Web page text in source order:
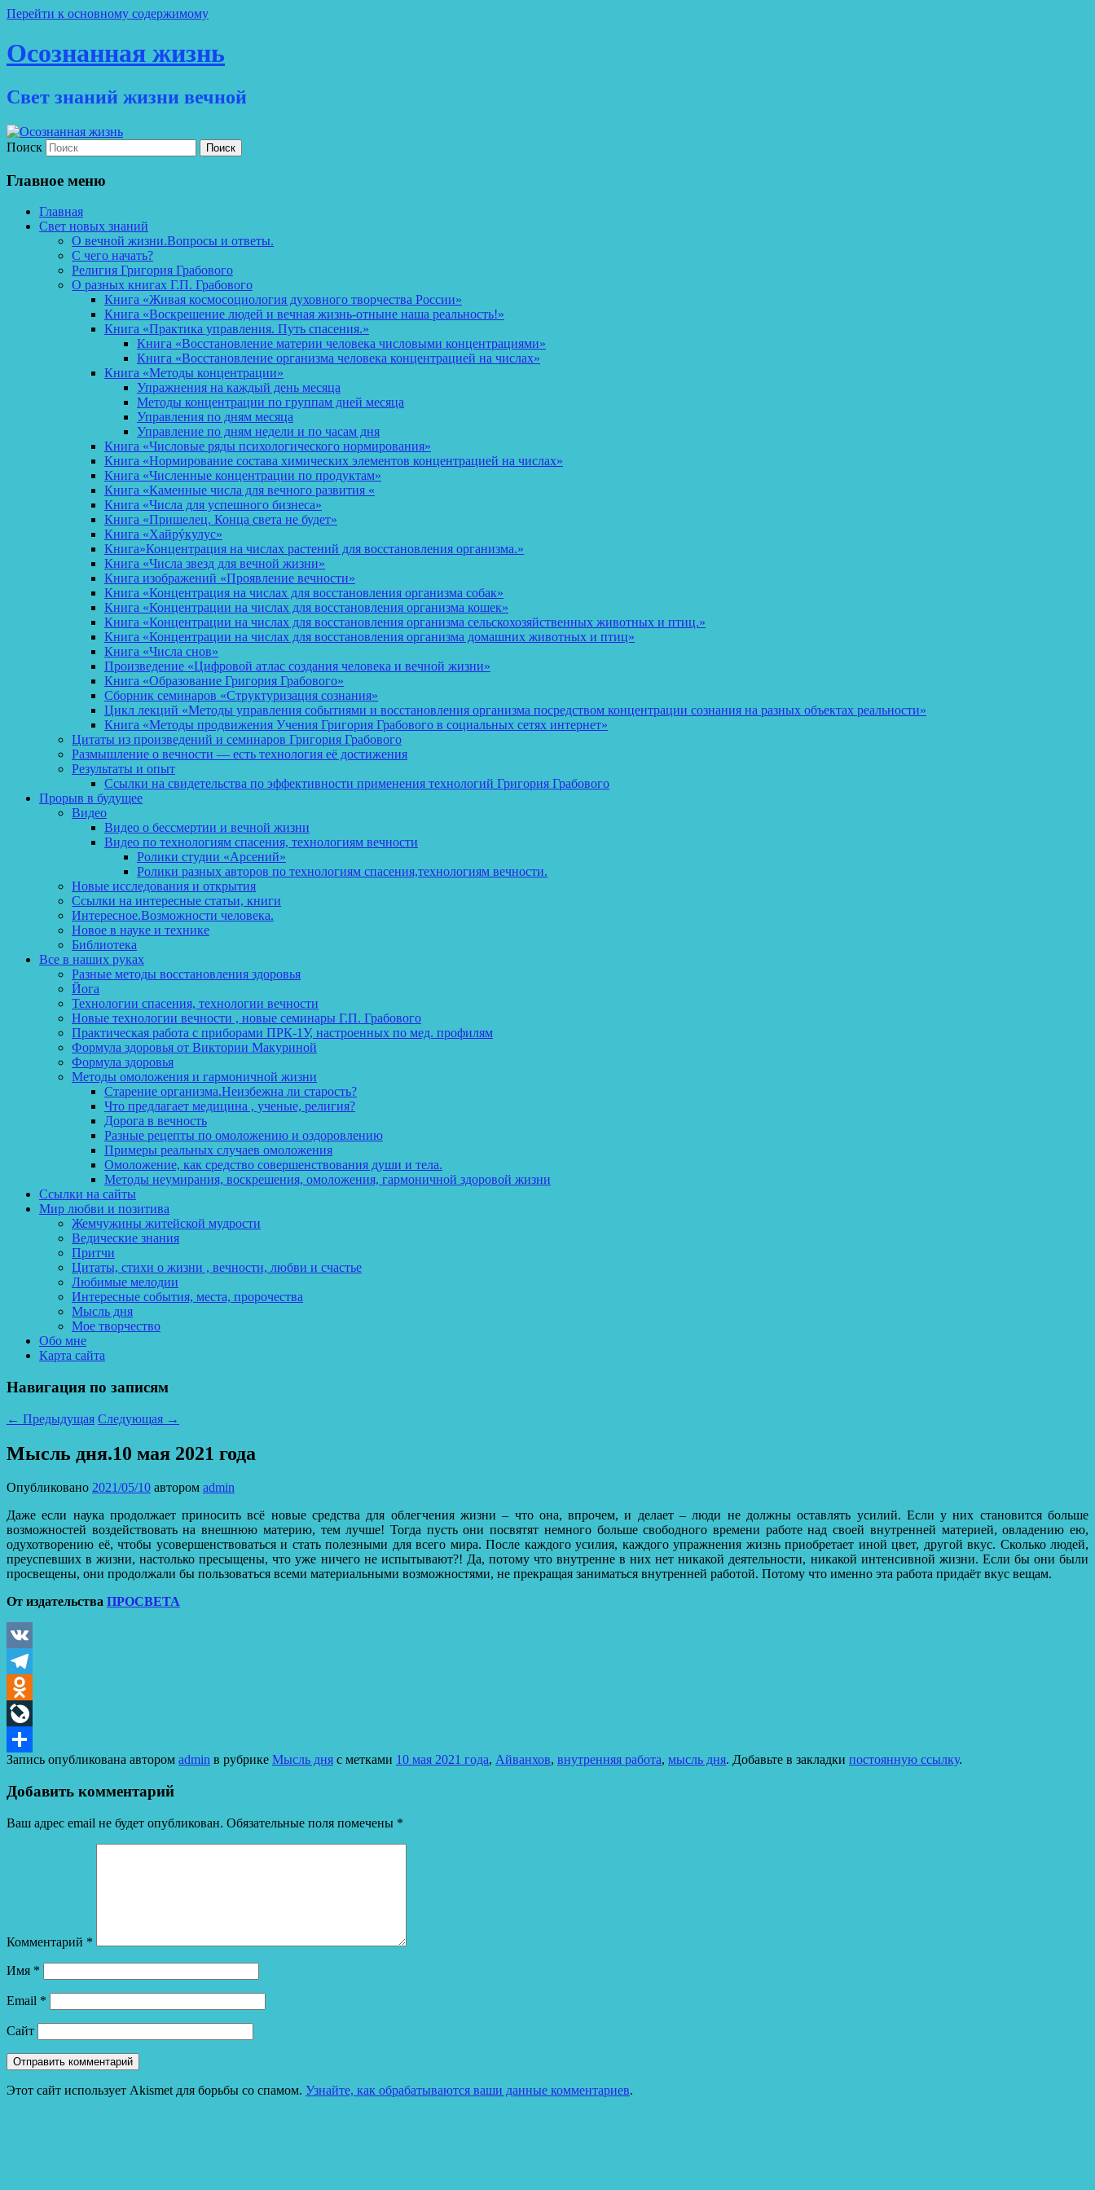
Перейти к основному содержимому
Осознанная жизнь
Свет знаний жизни вечной
Поиск
Главное меню
Главная
Свет новых знаний
О вечной жизни.Вопросы и ответы.
С чего начать?
Религия Григория Грабового
О разных книгах Г.П. Грабового
Книга «Живая космосоциология духовного творчества России»
Книга «Воскрешение людей и вечная жизнь-отныне наша реальность!»
Книга «Практика управления. Путь спасения.»
Книга «Восстановление материи человека числовыми концентрациями»
Книга «Восстановление организма человека концентрацией на числах»
Книга «Методы концентрации»
Упражнения на каждый день месяца
Методы концентрации по группам дней месяца
Управления по дням месяца
Управление по дням недели и по часам дня
Книга «Числовые ряды психологического нормирования»
Книга «Нормирование состава химических элементов концентрацией на числах»
Книга «Численные концентрации по продуктам»
Книга «Каменные числа для вечного развития «
Книга «Числа для успешного бизнеса»
Книга «Пришелец. Конца света не будет»
Книга «Хайрýкулус»
Книга»Концентрация на числах растений для восстановления организма.»
Книга «Числа звезд для вечной жизни»
Книга изображений «Проявление вечности»
Книга «Концентрация на числах для восстановления организма собак»
Книга «Концентрации на числах для восстановления организма кошек»
Книга «Концентрации на числах для восстановления организма сельскохозяйственных животных и птиц.»
Книга «Концентрации на числах для восстановления организма домашних животных и птиц»
Книга «Числа снов»
Произведение «Цифровой атлас создания человека и вечной жизни»
Книга «Образование Григория Грабового»
Сборник семинаров «Структуризация сознания»
Цикл лекций «Методы управления событиями и восстановления организма посредством концентрации сознания на разных объектах реальности»
Книга «Методы продвижения Учения Григория Грабового в социальных сетях интернет»
Цитаты из произведений и семинаров Григория Грабового
Размышление о вечности — есть технология её достижения
Результаты и опыт
Ссылки на свидетельства по эффективности применения технологий Григория Грабового
Прорыв в будущее
Видео
Видео о бессмертии и вечной жизни
Видео по технологиям спасения, технологиям вечности
Ролики студии «Арсений»
Ролики разных авторов по технологиям спасения,технологиям вечности.
Новые исследования и открытия
Ссылки на интересные статьи, книги
Интересное.Возможности человека.
Новое в науке и технике
Библиотека
Все в наших руках
Разные методы восстановления здоровья
Йога
Технологии спасения, технологии вечности
Новые технологии вечности , новые семинары Г.П. Грабового
Практическая работа с приборами ПРК-1У, настроенных по мед. профилям
Формула здоровья от Виктории Макуриной
Формула здоровья
Методы омоложения и гармоничной жизни
Старение организма.Неизбежна ли старость?
Что предлагает медицина , ученые, религия?
Дорога в вечность
Разные рецепты по омоложению и оздоровлению
Примеры реальных случаев омоложения
Омоложение, как средство совершенствования души и тела.
Методы неумирания, воскрешения, омоложения, гармоничной здоровой жизни
Ссылки на сайты
Мир любви и позитива
Жемчужины житейской мудрости
Ведические знания
Притчи
Цитаты, стихи о жизни , вечности, любви и счастье
Любимые мелодии
Интересные события, места, пророчества
Мысль дня
Мое творчество
Обо мне
Карта сайта
Навигация по записям
← Предыдущая Следующая →
Мысль дня.10 мая 2021 года
Опубликовано 2021/05/10 автором admin
Даже если наука продолжает приносить всё новые средства для облегчения жизни – что она, впрочем, и делает – люди не должны оставлять усилий. Если у них становится больше
возможностей воздействовать на внешнюю материю, тем лучше! Тогда пусть они посвятят немного больше свободного времени работе над своей внутренней материей, овладению ею,
одухотворению её, чтобы усовершенствоваться и стать полезными для всего мира. После каждого усилия, каждого упражнения жизнь приобретает иной цвет, другой вкус. Сколько людей,
преуспевших в жизни, настолько пресыщены, что уже ничего не испытывают?! Да, потому что внутренне в них нет никакой деятельности, никакой интенсивной жизни. Если бы они были
просвещены, они продолжали бы пользоваться всеми материальными возможностями, не прекращая заниматься внутренней работой. Потому что именно эта работа придаёт вкус вещам.
От издательства ПРОСВЕТА
VK
Telegram
Odnoklassniki
LiveJournal
Отправить
Запись опубликована автором admin в рубрике Мысль дня с метками 10 мая 2021 года, Айванхов, внутренняя работа, мысль дня. Добавьте в закладки постоянную ссылку.
Добавить комментарий
Ваш адрес email не будет опубликован. Обязательные поля помечены *
Комментарий *
Имя *
Email *
Сайт
Этот сайт использует Akismet для борьбы со спамом. Узнайте, как обрабатываются ваши данные комментариев.